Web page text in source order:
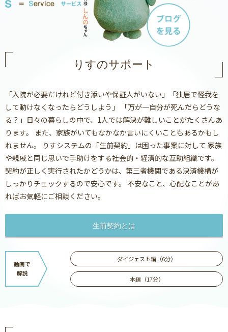
りすのサポート
「入院が必要だけれど付き添いや保証人がいない」「独居で怪我を
して動けなくなったらどうしよう」 「万が一自分が死んだらどうな
る？」日々の暮らしの中で、1人では解決が難しいことがたくさんあ
ります。 また、家族がいてもなかなか言いにくいこともあるかもし
れません。 りすシステムの「生前契約」は困った事案に対して 家族
や親戚と同じ思いで手助けをする社会的・経済的な互助組織です。
契約が正しく実行されたかどうかは、第三者機関である決済機構が
しっかりチェックするので安心です。 不安なこと、心配なことがあ
ればお気軽にご相談ください。
生前契約とは
動画で
解説
ダイジェスト編（6分）
本編（17分）